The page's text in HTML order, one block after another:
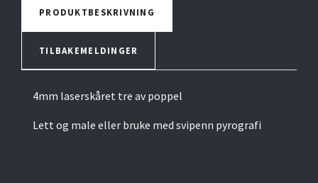
PRODUKTBESKRIVNING
TILBAKEMELDINGER
4mm laserskåret tre av poppel
Lett og male eller bruke med svipenn pyrografi